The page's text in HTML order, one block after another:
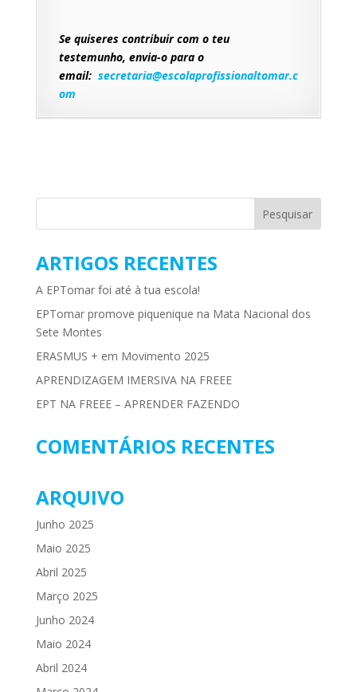
Se quiseres contribuir com o teu
testemunho, envia-o para o
email: secretaria@escolaprofissionaltomar.c
om
ARTIGOS RECENTES
A EPTomar foi até à tua escola!
EPTomar promove piquenique na Mata Nacional dos
Sete Montes
ERASMUS + em Movimento 2025
APRENDIZAGEM IMERSIVA NA FREEE
EPT NA FREEE – APRENDER FAZENDO
COMENTÁRIOS RECENTES
ARQUIVO
Junho 2025
Maio 2025
Abril 2025
Março 2025
Junho 2024
Maio 2024
Abril 2024